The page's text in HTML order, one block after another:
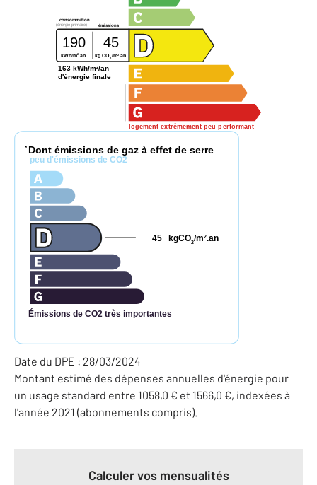
logement extrêmement peu performant
consommation
émissions
(énergie primaire)
190 45
kWh/m2.an kg CO2 /m2 .an
163 kWh/m²/an
d'énergie finale
* Dont émissions de gaz à effet de serre
peu d'émissions de CO2
Émissions de CO2 très importantes
kgCO2/m2.an
45
Date du DPE : 28/03/2024
Montant estimé des dépenses annuelles d'énergie pour
un usage standard entre 1058,0 € et 1566,0 €, indexées à
l'année 2021 (abonnements compris).
Calculer vos mensualités